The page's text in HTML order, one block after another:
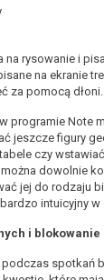
na rysowanie i
na ekranie
za pomocą dłoni.
programie Note
jeszcze figury
czy
dowolnie
jej do rodzaju
intuicyjny w
i blokowanie
podczas spotkań